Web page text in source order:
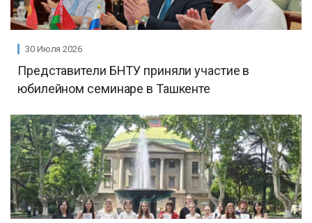
30 Июля 2026
Представители БНТУ приняли участие в
юбилейном семинаре в Ташкенте